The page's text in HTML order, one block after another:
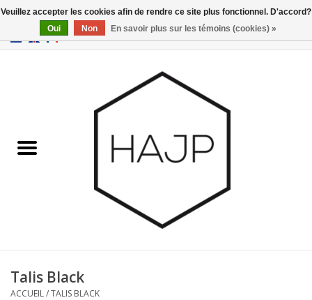
EUR/GBP 0 Articles - €0,00
Gadgets
Talis Black
ACCUEIL/TALIS BLACK
Veuillez accepter les cookies afin de rendre ce site plus fonctionnel. D'accord?
Oui
Non En savoir plus sur les témoins (cookies) »